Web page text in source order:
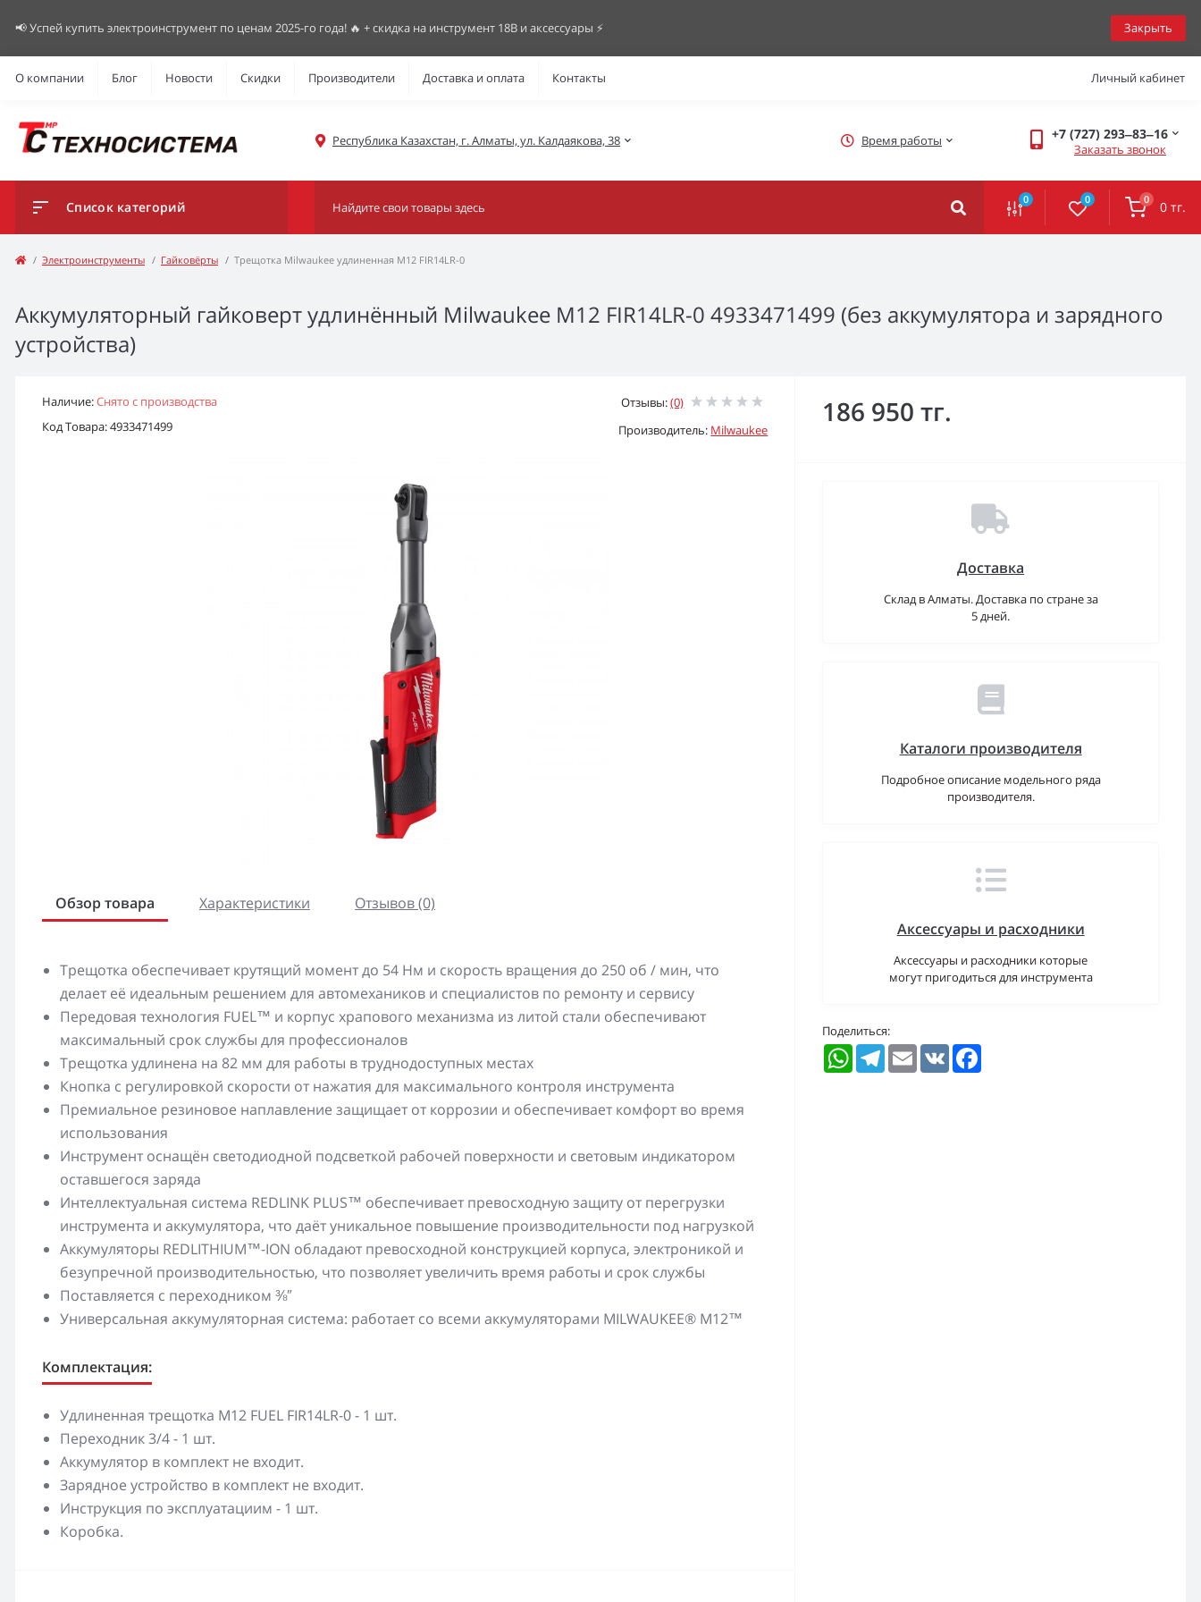
📢 Успей купить электроинструмент по ценам 2025-го года! 🔥 + скидка на инструмент 18В и аксессуары ⚡️ Закрыть
О компании Блог Новости Скидки Производители Доставка и оплата Контакты Личный кабинет
Республика Казахстан, г. Алматы, ул. Калдаякова, 38 Время работы +7 (727) 293‒83‒16
Заказать звонок
Список категорий 0 0 0 0 тг.
Электроинструменты Гайковёрты Трещотка Milwaukee удлиненная M12 FIR14LR-0
Аккумуляторный гайковерт удлинённый Milwaukee M12 FIR14LR-0 4933471499 (без аккумулятора и зарядного
устройства)
Наличие:Снято с производства
Код Товара: 4933471499
Отзывы:(0)
Производитель: Milwaukee
Обзор товара Характеристики Отзывов (0)
Трещотка обеспечивает крутящий момент до 54 Нм и скорость вращения до 250 об / мин, что
делает её идеальным решением для автомехаников и специалистов по ремонту и сервису
Передовая технология FUEL™ и корпус храпового механизма из литой стали обеспечивают
максимальный срок службы для профессионалов
Трещотка удлинена на 82 мм для работы в труднодоступных местах
Кнопка с регулировкой скорости от нажатия для максимального контроля инструмента
Премиальное резиновое наплавление защищает от коррозии и обеспечивает комфорт во время
использования
Инструмент оснащён светодиодной подсветкой рабочей поверхности и световым индикатором
оставшегося заряда
Интеллектуальная система REDLINK PLUS™ обеспечивает превосходную защиту от перегрузки
инструмента и аккумулятора, что даёт уникальное повышение производительности под нагрузкой
Аккумуляторы REDLITHIUM™-ION обладают превосходной конструкцией корпуса, электроникой и
безупречной производительностью, что позволяет увеличить время работы и срок службы
Поставляется с переходником ⅜″
Универсальная аккумуляторная система: работает со всеми аккумуляторами MILWAUKEE® M12™
Комплектация:
Удлиненная трещотка M12 FUEL FIR14LR-0 - 1 шт.
Переходник 3/4 - 1 шт.
Аккумулятор в комплект не входит.
Зарядное устройство в комплект не входит.
Инструкция по эксплуатациим - 1 шт.
Коробка.
186 950 тг.
Доставка
Склад в Алматы. Доставка по стране за
5 дней.
Каталоги производителя
Подробное описание модельного ряда
производителя.
Аксессуары и расходники
Аксессуары и расходники которые
могут пригодиться для инструмента
Поделиться:
WhatsAppTelegramEmail VK